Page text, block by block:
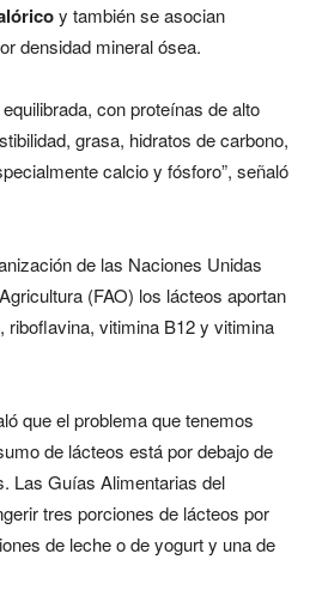
y también se asocian
densidad mineral ósea.
con proteínas de alto
grasa, hidratos de carbono,
calcio y fósforo”, señaló
de las Naciones Unidas
(FAO) los lácteos aportan
riboflavina, vitimina B12 y vitimina
que el problema que tenemos
de lácteos está por debajo de
Las Guías Alimentarias del
tres porciones de lácteos por
de leche o de yogurt y una de